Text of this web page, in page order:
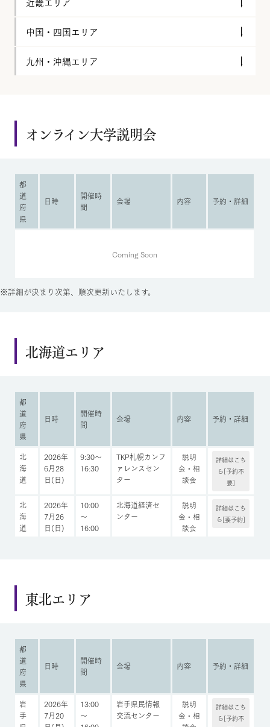
中国・四国エリア
九州・沖縄エリア
オンライン大学説明会
都
道
府
県
日時
開催時
間
会場 内容 予約・詳細
Coming Soon
※詳細が決まり次第、順次更新いたします。
北海道エリア
都
道
府
県
日時
開催時
間
会場 内容 予約・詳細
北
海
道
2026年
6月28
日(日)
9:30～
16:30
TKP札幌カンフ
ァレンスセン
ター
説明
会・相
談会
詳細はこち
ら[予約不
要]
北
海
道
2026年
7月26
日(日)
10:00
～
16:00
北海道経済セ
ンター
説明
会・相
談会
詳細はこち
ら[要予約]
東北エリア
都
道
府
県
日時
開催時
間
会場 内容 予約・詳細
岩
手
2026年
7月20
13:00
～
岩手県民情報
交流センター
説明
会・相
詳細はこち
ら[予約不